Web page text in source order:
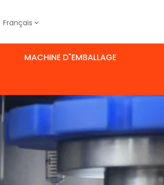
Français
MACHINE D"EMBALLAGE